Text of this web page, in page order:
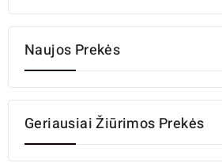
Naujos Prekės
Geriausiai Žiūrimos Prekės